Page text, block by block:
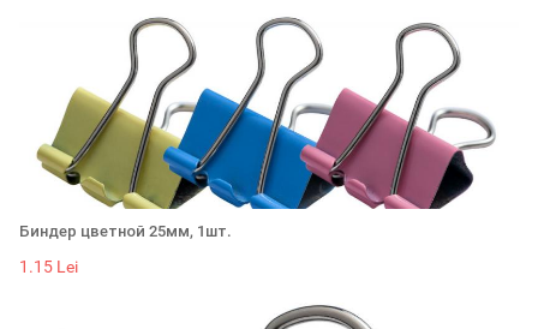
Биндер цветной 25мм, 1шт.
1.15 Lei